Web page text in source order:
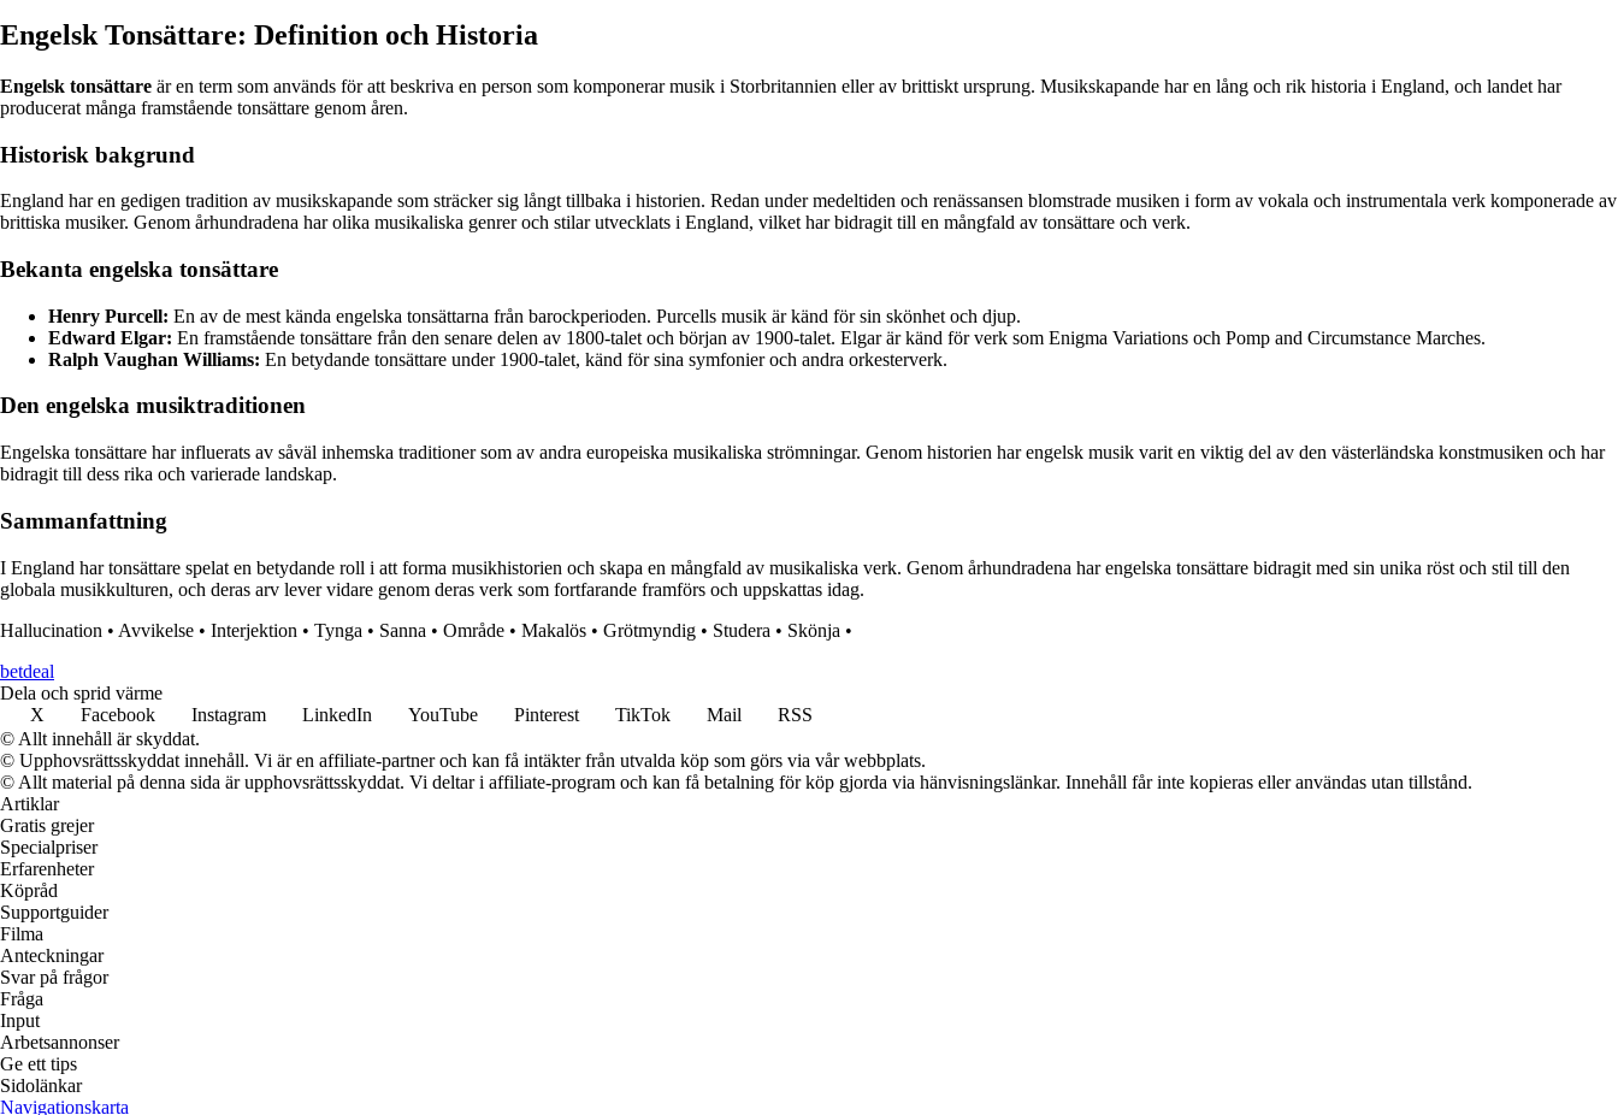
Engelsk Tonsättare: Definition och Historia
Engelsk tonsättare är en term som används för att beskriva en person som komponerar musik i Storbritannien eller av brittiskt ursprung. Musikskapande har en lång och rik historia i England, och landet har
producerat många framstående tonsättare genom åren.
Historisk bakgrund
England har en gedigen tradition av musikskapande som sträcker sig långt tillbaka i historien. Redan under medeltiden och renässansen blomstrade musiken i form av vokala och instrumentala verk komponerade av
brittiska musiker. Genom århundradena har olika musikaliska genrer och stilar utvecklats i England, vilket har bidragit till en mångfald av tonsättare och verk.
Bekanta engelska tonsättare
Henry Purcell: En av de mest kända engelska tonsättarna från barockperioden. Purcells musik är känd för sin skönhet och djup.
Edward Elgar: En framstående tonsättare från den senare delen av 1800-talet och början av 1900-talet. Elgar är känd för verk som Enigma Variations och Pomp and Circumstance Marches.
Ralph Vaughan Williams: En betydande tonsättare under 1900-talet, känd för sina symfonier och andra orkesterverk.
Den engelska musiktraditionen
Engelska tonsättare har influerats av såväl inhemska traditioner som av andra europeiska musikaliska strömningar. Genom historien har engelsk musik varit en viktig del av den västerländska konstmusiken och har
bidragit till dess rika och varierade landskap.
Sammanfattning
I England har tonsättare spelat en betydande roll i att forma musikhistorien och skapa en mångfald av musikaliska verk. Genom århundradena har engelska tonsättare bidragit med sin unika röst och stil till den
globala musikkulturen, och deras arv lever vidare genom deras verk som fortfarande framförs och uppskattas idag.
Hallucination • Avvikelse • Interjektion • Tynga • Sanna • Område • Makalös • Grötmyndig • Studera • Skönja •
betdeal
Dela och sprid värme
X
Facebook Instagram LinkedIn YouTube Pinterest TikTok Mail
RSS
© Allt innehåll är skyddat.
© Upphovsrättsskyddat innehåll. Vi är en affiliate-partner och kan få intäkter från utvalda köp som görs via vår webbplats.
© Allt material på denna sida är upphovsrättsskyddat. Vi deltar i affiliate-program och kan få betalning för köp gjorda via hänvisningslänkar. Innehåll får inte kopieras eller användas utan tillstånd.
Artiklar
Gratis grejer
Specialpriser
Erfarenheter
Köpråd
Supportguider
Filma
Anteckningar
Svar på frågor
Fråga
Input
Arbetsannonser
Ge ett tips
Sidolänkar
Navigationskarta